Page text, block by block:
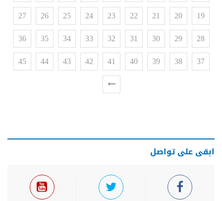
19
20
21
22
23
24
25
26
27
28
29
30
31
32
33
34
35
36
37
38
39
40
41
42
43
44
45
ابقى على تواصل